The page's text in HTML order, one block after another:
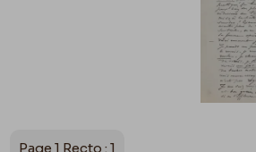
Page 1 Recto : 1